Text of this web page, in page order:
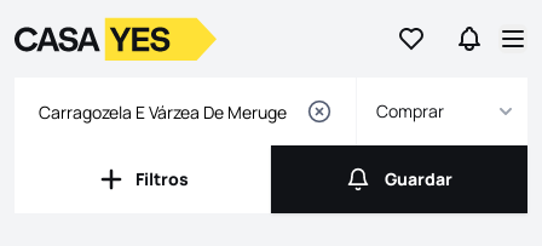
Ir para osIr para
LogoIr para a homepage
Comprar
Filtros
Filtros Guardar
Guardar